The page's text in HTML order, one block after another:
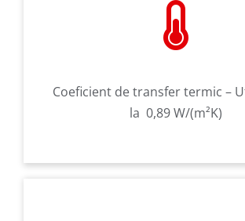
Coeficient de transfer termic –
la 0,89 W/(m²K)